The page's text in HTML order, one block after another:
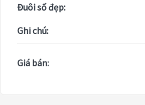
Đuôi số đẹp:
Ghi chú:
Giá bán: